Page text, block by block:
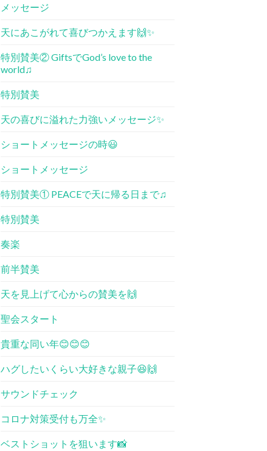
メッセージ
天にあこがれて喜びつかえます🙌✨
特別賛美② GiftsでGod’s love to the
world♫
特別賛美
天の喜びに溢れた力強いメッセージ✨
ショートメッセージの時😃
ショートメッセージ
特別賛美① PEACE​で天に帰る日まで♫
特別賛美
奏楽
前半賛美
天を見上げて心からの賛美を🙌
聖会スタート
貴重な同い年😊😊😊
ハグしたいくらい大好きな親子😆🙌
サウンドチェック
コロナ対策受付も万全✨
ベストショットを狙います📸